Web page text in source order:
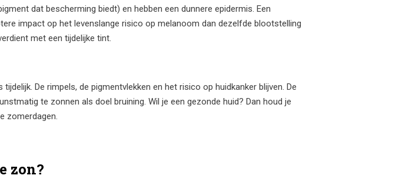
dat bescherming biedt) en hebben een dunnere epidermis. Een
impact op het levenslange risico op melanoom dan dezelfde blootstelling
met een tijdelijke tint.
De rimpels, de pigmentvlekken en het risico op huidkanker blijven. De
te zonnen als doel bruining. Wil je een gezonde huid? Dan houd je
zomerdagen.
zon?